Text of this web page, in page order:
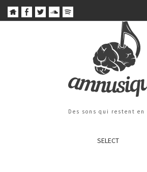
Des sons qui restent en
SELECT